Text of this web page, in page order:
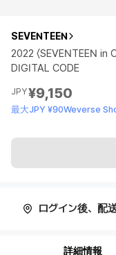
SEVENTEEN
2022 〈SEVENTEEN in
DIGITAL CODE
JPY¥9,150
最大JPY ¥90Weverse
ログイン後、配
詳細情報